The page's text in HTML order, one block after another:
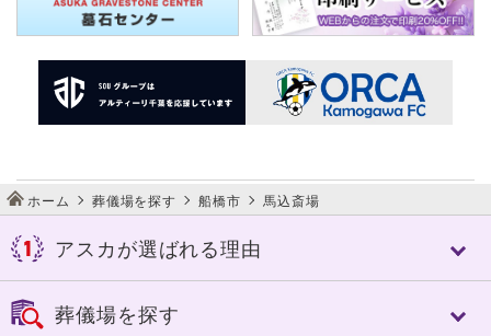
ホーム 葬儀場を探す 船橋市 馬込斎場
アスカが選ばれる理由
アスカの特長
葬儀場を探す